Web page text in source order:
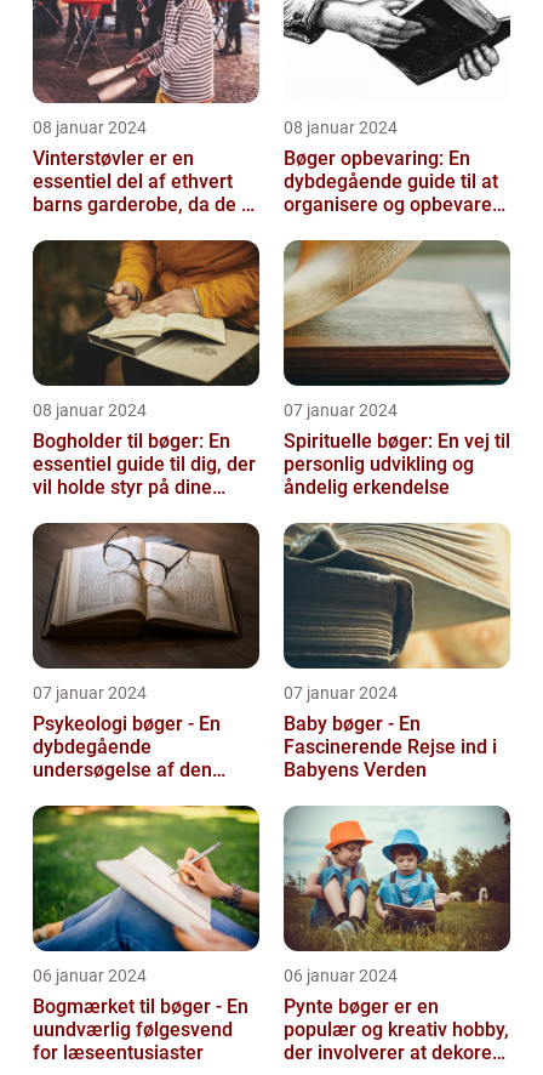
08 januar 2024
Vinterstøvler er en
essentiel del af ethvert
barns garderobe, da de er
deres ...
08 januar 2024
Bøger opbevaring: En
dybdegående guide til at
organisere og opbevare
08 januar 2024
Bogholder til bøger: En
essentiel guide til dig, der
vil holde styr på dine
07 januar 2024
Spirituelle bøger: En vej til
personlig udvikling og
åndelig erkendelse
07 januar 2024
Psykeologi bøger - En
dybdegående
undersøgelse af den
verden
07 januar 2024
Baby bøger - En
Fascinerende Rejse ind i
Babyens Verden
06 januar 2024
Bogmærket til bøger - En
uundværlig følgesvend
for læseentusiaster
06 januar 2024
Pynte bøger er en
populær og kreativ hobby,
der involverer at dekorere